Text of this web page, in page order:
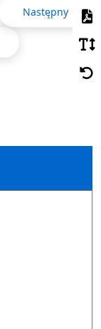
Następny